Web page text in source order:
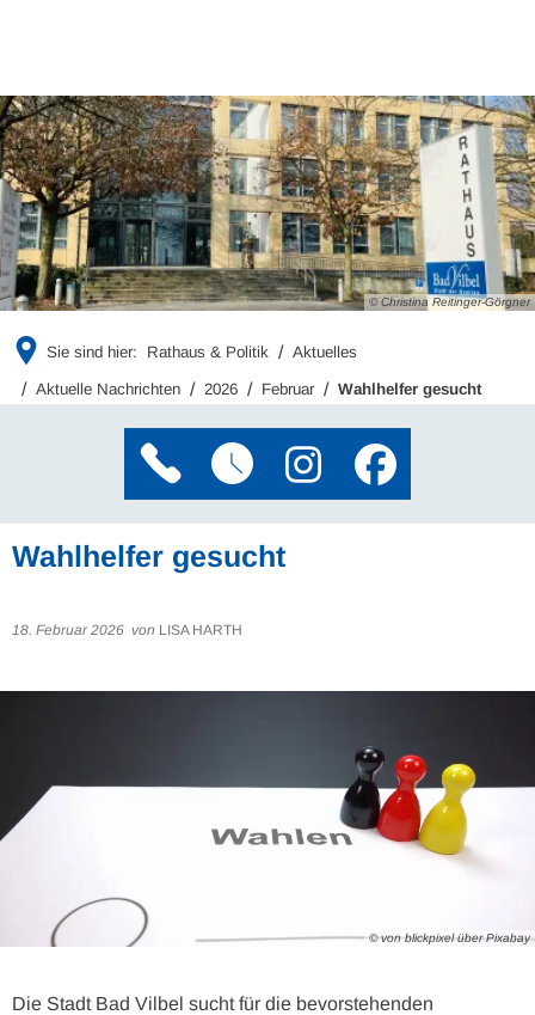
© Christina Reitinger-Görgner
Sie sind hier: Rathaus & Politik Aktuelles
Aktuelle Nachrichten 2026 Februar Wahlhelfer gesucht
Wahlhelfer gesucht
18. Februar 2026 von LISA HARTH
© von blickpixel über Pixabay
Die Stadt Bad Vilbel sucht für die bevorstehenden